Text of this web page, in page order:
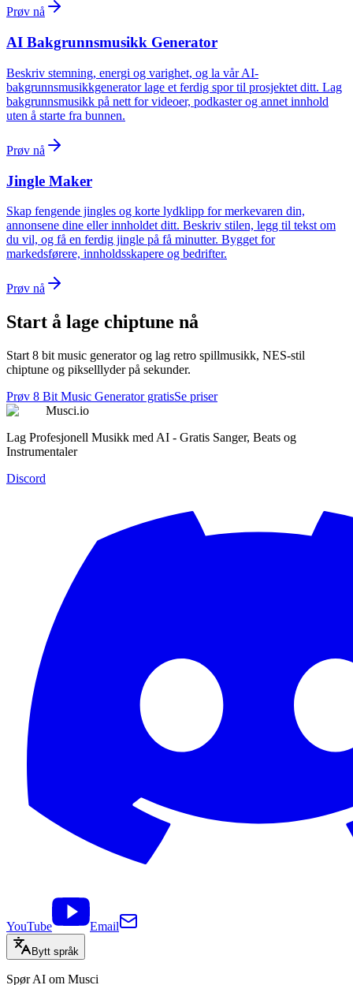
Prøv nå
AI Bakgrunnsmusikk Generator
Beskriv stemning, energi og varighet, og la vår AI-
bakgrunnsmusikkgenerator lage et ferdig spor til prosjektet ditt. Lag
bakgrunnsmusikk på nett for videoer, podkaster og annet innhold
uten å starte fra bunnen.
Prøv nå
Jingle Maker
Skap fengende jingles og korte lydklipp for merkevaren din,
annonsene dine eller innholdet ditt. Beskriv stilen, legg til tekst om
du vil, og få en ferdig jingle på få minutter. Bygget for
markedsførere, innholdsskapere og bedrifter.
Prøv nå
Start å lage chiptune nå
Start 8 bit music generator og lag retro spillmusikk, NES-stil
chiptune og pikselllyder på sekunder.
Prøv 8 Bit Music Generator gratisSe priser
Musci.io
Lag Profesjonell Musikk med AI - Gratis Sanger, Beats og
Instrumentaler
Discord
YouTube Email
Bytt språk
Spør AI om Musci